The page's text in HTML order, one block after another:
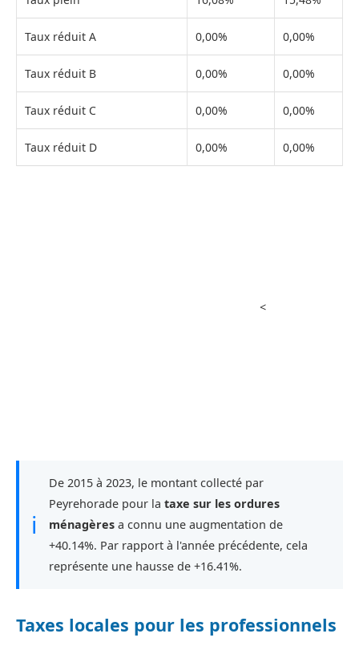
Taux réduit A 0,00% 0,00%
Taux réduit B 0,00% 0,00%
Taux réduit C 0,00% 0,00%
Taux réduit D 0,00% 0,00%
<
ℹ
De 2015 à 2023, le montant collecté par
Peyrehorade pour la taxe sur les ordures
ménagères a connu une augmentation de
+40.14%. Par rapport à l'année précédente, cela
représente une hausse de +16.41%.
Taxes locales pour les professionnels